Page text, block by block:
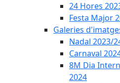
24 Hores
Festa Major
Galeries
Nadal 2023/
Carnaval
8M Dia
2024